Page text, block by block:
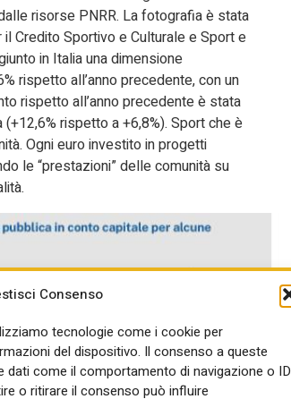
Consenso
tecnologie come i cookie per
del dispositivo. Il consenso a queste
come il comportamento di navigazione o ID
o ritirare il consenso può influire
risorse PNRR. La fotografia è stata
Credito Sportivo e Culturale e Sport e
in Italia una dimensione
rispetto all’anno precedente, con un
rispetto all’anno precedente è stata
rispetto a +6,8%). Sport che è
Ogni euro investito in progetti
le “prestazioni” delle comunità su